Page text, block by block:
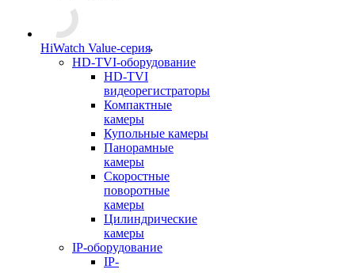
HiWatch Value-серия
HD-TVI-оборудование
HD-TVI
видеорегистраторы
Компактные
камеры
Купольные камеры
Панорамные
камеры
Скоростные
поворотные
камеры
Цилиндрические
камеры
IP-оборудование
IP-